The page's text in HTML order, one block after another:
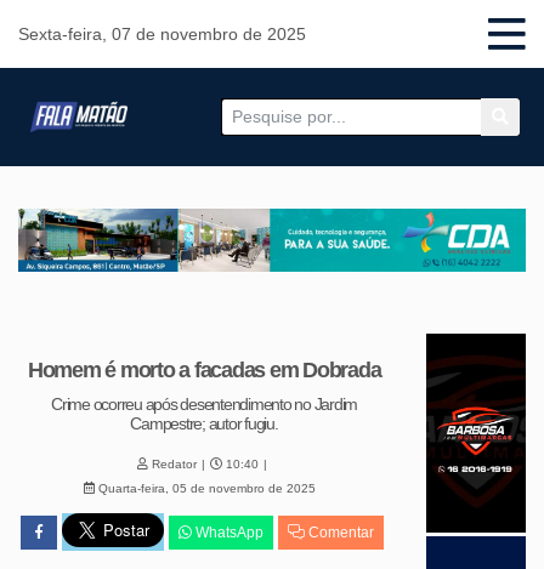
Sexta-feira, 07 de novembro de 2025
Homem é morto a facadas em Dobrada
Crime ocorreu após desentendimento no Jardim
Campestre; autor fugiu.
Redator
10:40
Quarta-feira, 05 de novembro de 2025
WhatsApp Comentar